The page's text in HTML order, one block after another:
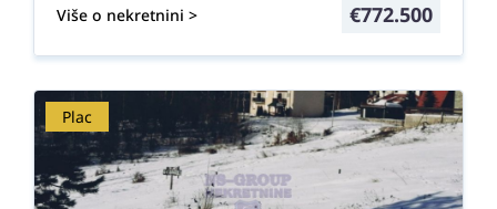
Više o nekretnini > €772.500
Plac